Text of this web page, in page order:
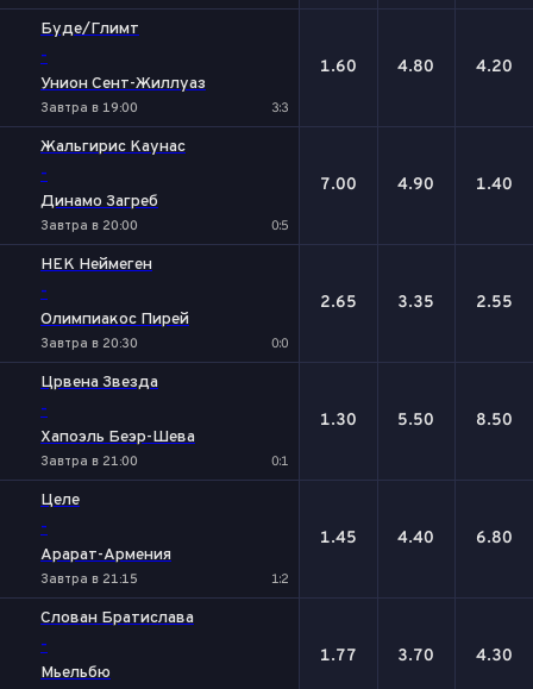
Буде/Глимт
-
Унион Сент-Жиллуаз
Завтра в 19:00 3:3
1.60 4.80 4.20
Жальгирис Каунас
-
Динамо Загреб
Завтра в 20:00 0:5
7.00 4.90 1.40
НЕК Неймеген
-
Олимпиакос Пирей
Завтра в 20:30 0:0
2.65 3.35 2.55
Црвена Звезда
-
Хапоэль Беэр-Шева
Завтра в 21:00 0:1
1.30 5.50 8.50
Целе
-
Арарат-Армения
Завтра в 21:15 1:2
1.45 4.40 6.80
Слован Братислава
-
Мьельбю
1.77 3.70 4.30